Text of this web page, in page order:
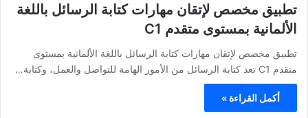
تطبيق مخصص لإتقان مهارات كتابة الرسائل باللغة
الألمانية بمستوى متقدم C1
تطبيق مخصص لإتقان مهارات كتابة الرسائل باللغة الألمانية بمستوى
متقدم C1 تعد كتابة الرسائل من الأمور الهامة للتواصل والعمل، وكتابة…
أكمل القراءة »